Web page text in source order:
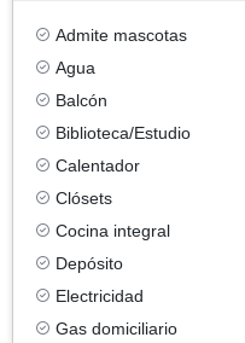
Admite mascotas
Agua
Balcón
Biblioteca/Estudio
Calentador
Clósets
Cocina integral
Depósito
Electricidad
Gas domiciliario